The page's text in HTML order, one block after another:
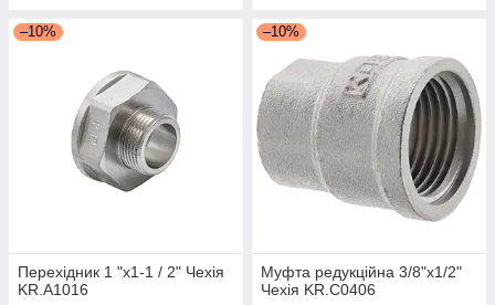
–10%
Перехідник 1 "x1-1 / 2" Чехія
KR.A1016
–10%
Муфта редукційна 3/8"x1/2"
Чехія KR.C0406